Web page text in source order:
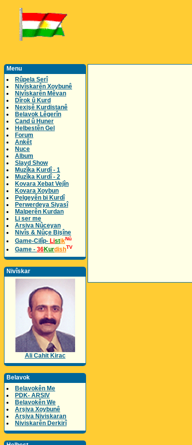
Menu
Rûpela Serî
Nivîskarên Xoybunê
Nivîskarên Mêvan
Dîrok û Kurd
Nexişê Kurdistanê
Belavok Lêgerîn
Cand û Huner
Helbestên Gel
Forum
Ankêt
Nuce
Album
Slayd Show
Muzîka Kurdî - 1
Muzîka Kurdî - 2
Kovara Xebat Vejîn
Kovara Xoybun
Pelgeyên bi Kurdî
Perwerdeya Siyasî
Malperên Kurdan
Li ser me
Arsiva Nûceyan
Nivîs & Nûçe Bişîne
Game-Cilîp- ListikNû
Game - 36KurdishTV
Nivîskar
Ali Cahit Kirac
Belavok
Belavokên Me
PDK- ARSIV
Belavokên We
Arşiva Xoybunê
Arşiva Niviskaran
Niviskarên Derkirî